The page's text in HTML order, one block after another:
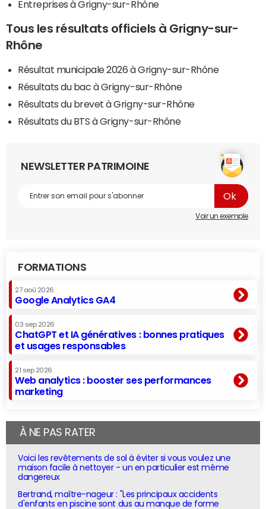
Entreprises à Grigny-sur-Rhône
Tous les résultats officiels à Grigny-sur-
Rhône
Résultat municipale 2026 à Grigny-sur-Rhône
Résultats du bac à Grigny-sur-Rhône
Résultats du brevet à Grigny-sur-Rhône
Résultats du BTS à Grigny-sur-Rhône
NEWSLETTER PATRIMOINE
Voir un exemple
FORMATIONS
27 aoû 2026
Google Analytics GA4
03 sep 2026
ChatGPT et IA génératives : bonnes pratiques
et usages responsables
21 sep 2026
Web analytics : booster ses performances
marketing
À NE PAS RATER
Voici les revêtements de sol à éviter si vous voulez une
maison facile à nettoyer - un en particulier est même
dangereux
Bertrand, maître-nageur : "Les principaux accidents
d'enfants en piscine sont dus au manque de forme